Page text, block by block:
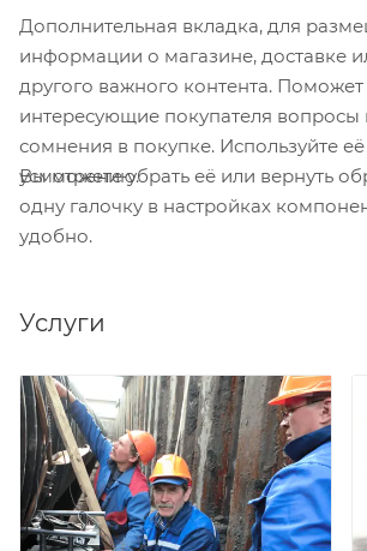
Дополнительная вкладка, для
информации о магазине, доставке
другого важного контента. Поможет
интересующие покупателя вопросы
сомнения в покупке. Используйте
усмотрению.
Вы можете убрать её или вернуть
одну галочку в настройках
удобно.
Услуги